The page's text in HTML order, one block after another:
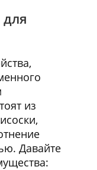
из
Давайте